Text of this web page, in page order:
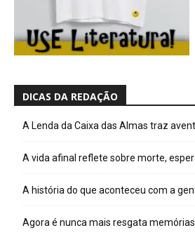
DICAS DA REDAÇÃO
A Lenda da Caixa das Almas traz
A vida afinal reflete sobre morte,
A história do que aconteceu com a
Agora é nunca mais resgata